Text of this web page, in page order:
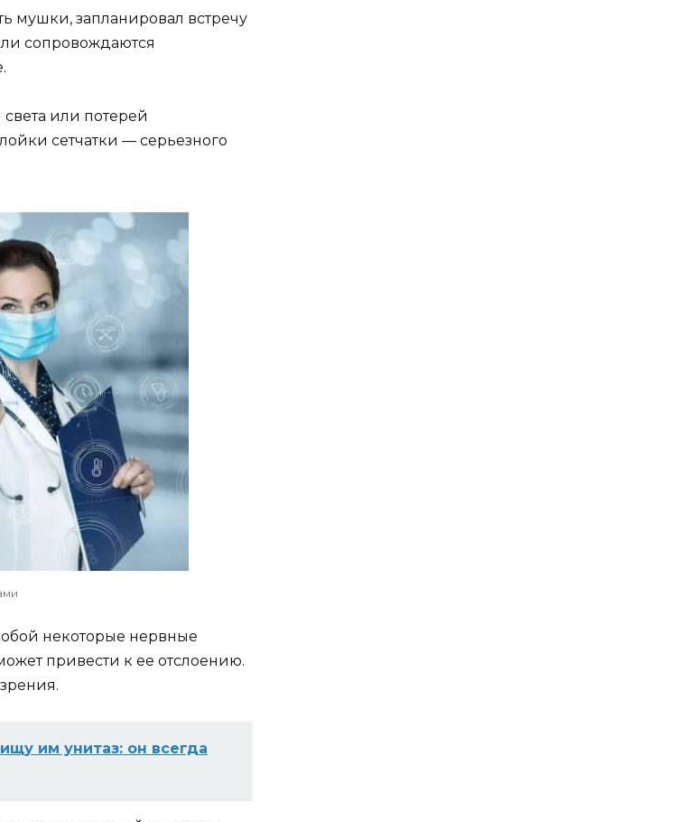
мушки, запланировал встречу
сопровождаются
или потерей
сетчатки — серьезного
некоторые нервные
привести к ее отслоению.
им унитаз: он всегда